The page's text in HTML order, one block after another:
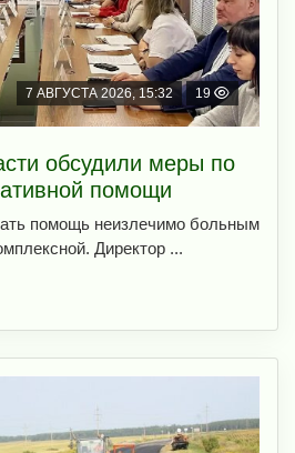
7 АВГУСТА 2026, 15:32 19
обсудили меры по
помощи
помощь неизлечимо больным
Директор ...